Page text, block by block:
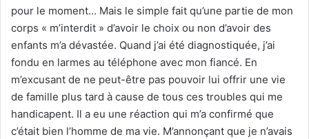
pour le moment… Mais le simple fait qu’une partie de mon
corps « m’interdit » d’avoir le choix ou non d’avoir des
enfants m’a dévastée. Quand j’ai été diagnostiquée, j’ai
fondu en larmes au téléphone avec mon fiancé. En
m’excusant de ne peut-être pas pouvoir lui offrir une vie
de famille plus tard à cause de tous ces troubles qui me
handicapent. Il a eu une réaction qui m’a confirmé que
c’était bien l’homme de ma vie. M’annonçant que je n’avais